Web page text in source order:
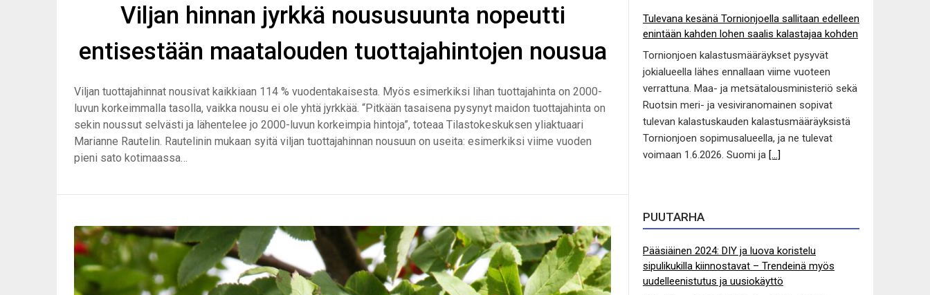
Viljan hinnan jyrkkä noususuunta nopeutti
entisestään maatalouden tuottajahintojen nousua
Viljan tuottajahinnat nousivat kaikkiaan 114 % vuodentakaisesta. Myös esimerkiksi lihan tuottajahinta on 2000-
luvun korkeimmalla tasolla, vaikka nousu ei ole yhtä jyrkkää. “Pitkään tasaisena pysynyt maidon tuottajahinta on
sekin noussut selvästi ja lähentelee jo 2000-luvun korkeimpia hintoja”, toteaa Tilastokeskuksen yliaktuaari
Marianne Rautelin. Rautelinin mukaan syitä viljan tuottajahinnan nousuun on useita: esimerkiksi viime vuoden
pieni sato kotimaassa…
Tulevana kesänä Tornionjoella sallitaan edelleen
enintään kahden lohen saalis kalastajaa kohden
Tornionjoen kalastusmääräykset pysyvät
jokialueella lähes ennallaan viime vuoteen
verrattuna. Maa- ja metsätalousministeriö sekä
Ruotsin meri- ja vesiviranomainen sopivat
tulevan kalastuskauden kalastusmääräyksistä
Tornionjoen sopimusalueella, ja ne tulevat
voimaan 1.6.2026. Suomi ja [...]
PUUTARHA
Pääsiäinen 2024: DIY ja luova koristelu
sipulikukilla kiinnostavat – Trendeinä myös
uudelleenistutus ja uusiokäyttö